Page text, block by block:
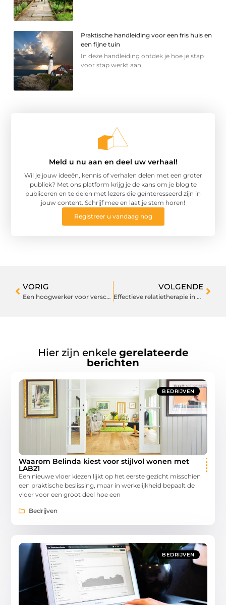
Praktische handleiding voor een fris huis en
een fijne tuin
In deze handleiding ontdek je hoe je stap
voor stap werkt aan
Meld u nu aan en deel uw verhaal!
Wil je jouw ideeën, kennis of verhalen delen met een groter
publiek? Met ons platform krijg je de kans om je blog te
publiceren en te delen met lezers die geïnteresseerd zijn in
jouw content. Schrijf mee en laat je stem horen!
Registreer u vandaag nog
VORIG
Een hoogwerker voor verschillende werkhoogtes kopen
VOLGENDE
Effectieve relatietherapie in Breda
Hier zijn enkele gerelateerde
berichten
BEDRIJVEN
Waarom Belinda kiest voor stijlvol wonen met
LAB21
Een nieuwe vloer kiezen lijkt op het eerste gezicht misschien
een praktische beslissing, maar in werkelijkheid bepaalt de
vloer voor een groot deel hoe een
Bedrijven
BEDRIJVEN